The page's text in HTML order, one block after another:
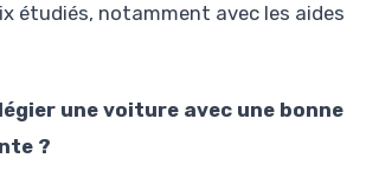
étudiés, notamment avec les aides
une voiture avec une bonne
?